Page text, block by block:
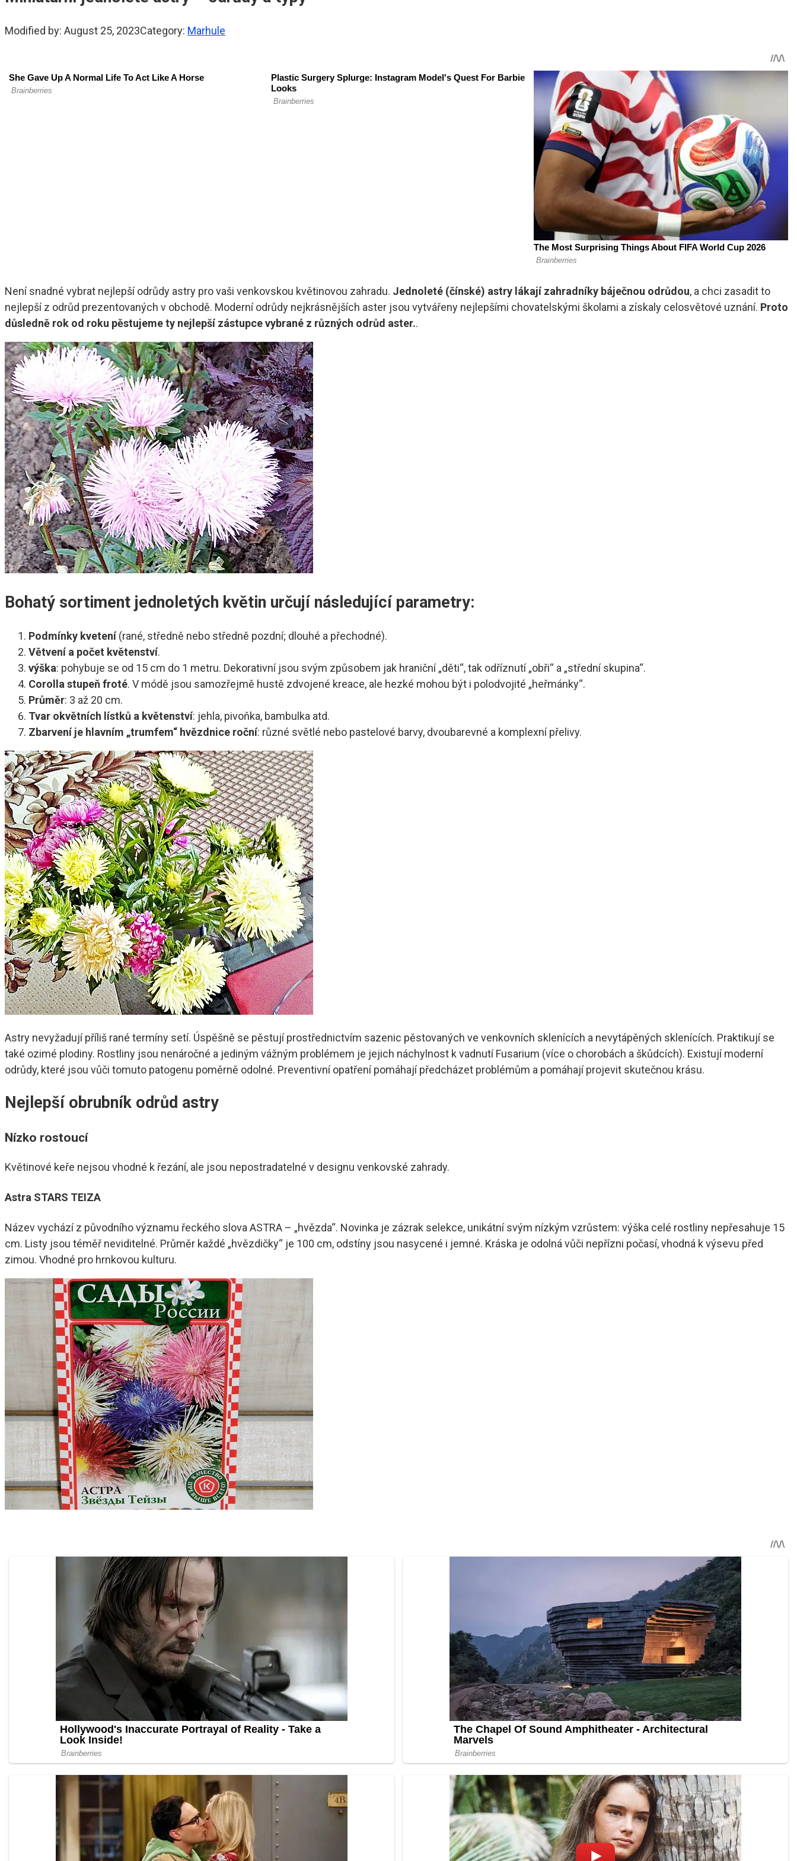
Modified by: August 25, 2023Category: Marhule
Není snadné vybrat nejlepší odrůdy astry pro vaši venkovskou květinovou zahradu. Jednoleté (čínské) astry lákají zahradníky báječnou odrůdou, a chci zasadit to
nejlepší z odrůd prezentovaných v obchodě. Moderní odrůdy nejkrásnějších aster jsou vytvářeny nejlepšími chovatelskými školami a získaly celosvětové uznání. Proto
důsledně rok od roku pěstujeme ty nejlepší zástupce vybrané z různých odrůd aster..
Bohatý sortiment jednoletých květin určují následující parametry:
Podmínky kvetení(rané, středně nebo středně pozdní; dlouhé a přechodné).
Větvení a počet květenství.
výška: pohybuje se od 15 cm do 1 metru. Dekorativní jsou svým způsobem jak hraniční „děti“, tak odříznutí „obři“ a „střední skupina“.
Corolla stupeň froté. V módě jsou samozřejmě hustě zdvojené kreace, ale hezké mohou být i polodvojité „heřmánky“.
Průměr: 3 až 20 cm.
Tvar okvětních lístků a květenství: jehla, pivoňka, bambulka atd.
Zbarvení je hlavním „trumfem“ hvězdnice roční: různé světlé nebo pastelové barvy, dvoubarevné a komplexní přelivy.
Astry nevyžadují příliš rané termíny setí. Úspěšně se pěstují prostřednictvím sazenic pěstovaných ve venkovních sklenících a nevytápěných sklenících. Praktikují se
také ozimé plodiny. Rostliny jsou nenáročné a jediným vážným problémem je jejich náchylnost k vadnutí Fusarium (více o chorobách a škůdcích). Existují moderní
odrůdy, které jsou vůči tomuto patogenu poměrně odolné. Preventivní opatření pomáhají předcházet problémům a pomáhají projevit skutečnou krásu.
Nejlepší obrubník odrůd astry
Nízko rostoucí
Květinové keře nejsou vhodné k řezání, ale jsou nepostradatelné v designu venkovské zahrady.
Astra STARS TEIZA
Název vychází z původního významu řeckého slova ASTRA – „hvězda“. Novinka je zázrak selekce, unikátní svým nízkým vzrůstem: výška celé rostliny nepřesahuje 15
cm. Listy jsou téměř neviditelné. Průměr každé „hvězdičky“ je 100 cm, odstíny jsou nasycené i jemné. Kráska je odolná vůči nepřízni počasí, vhodná k výsevu před
zimou. Vhodné pro hrnkovou kulturu.